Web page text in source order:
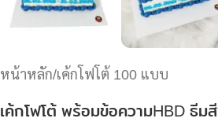
หน้าหลัก/เค้กโฟโต้ 100 แบบ
เค้กโฟโต้ พร้อมข้อความHBD ธีม